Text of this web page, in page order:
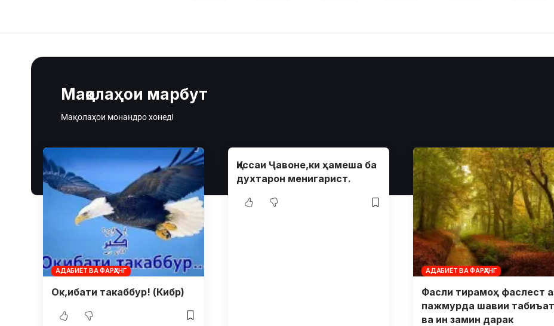
Мақолаҳои марбут
Мақолаҳои монандро хонед!
АДАБИЁТ ВА ФАРҲАНГ
Ок,ибати такаббур! (Кибр)
Қиссаи Ҷавоне,ки ҳамеша ба
духтарон менигарист.
АДАБИЁТ ВА ФАРҲАНГ
Фасли тирамоҳ фаслест
пажмурда шавии табиъат
ва ин замин дарак